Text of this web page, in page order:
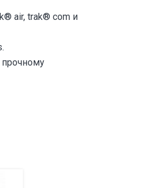
air, trak® com и
прочному